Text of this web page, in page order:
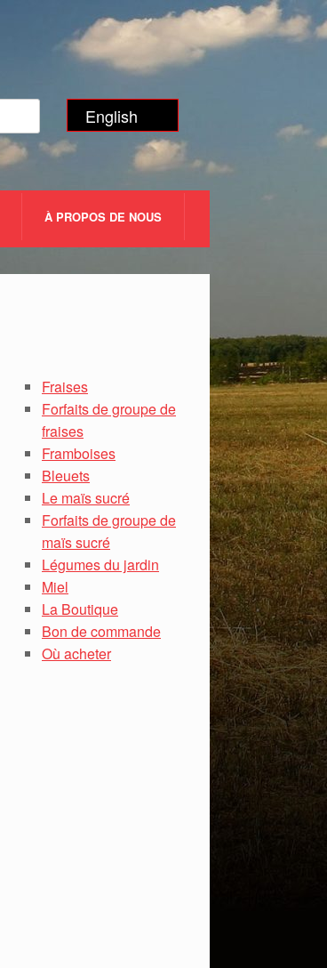
English
À PROPOS DE NOUS
Fraises
Forfaits de groupe de
fraises
Framboises
Bleuets
Le maïs sucré
Forfaits de groupe de
maïs sucré
Légumes du jardin
Miel
La Boutique
Bon de commande
Où acheter